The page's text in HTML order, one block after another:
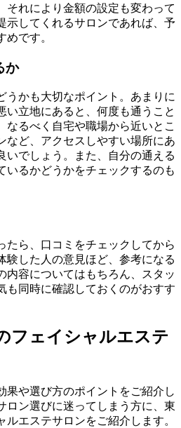
それにより金額の設定も変わって
示してくれるサロンであれば、予
です。
か
うかも大切なポイント。あまりに
い立地にあると、何度も通うこと
なるべく自宅や職場から近いとこ
など、アクセスしやすい場所にあ
いでしょう。また、自分の通える
いるかどうかをチェックするのも
たら、口コミをチェックしてから
験した人の意見ほど、参考になる
内容についてはもちろん、スタッ
も同時に確認しておくのがおすす
フェイシャルエステ
果や選び方のポイントをご紹介し
ロン選びに迷ってしまう方に、東
エステサロンをご紹介します。